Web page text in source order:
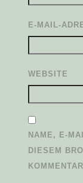
E-MAIL-
WEBSITE
NAME, E-
DIESEM